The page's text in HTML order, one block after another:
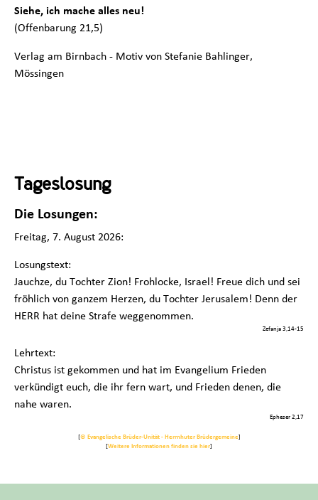
Siehe, ich mache alles neu!
(Offenbarung 21,5)
Verlag am Birnbach - Motiv von Stefanie Bahlinger,
Mössingen
Tageslosung
Die Losungen:
Freitag, 7. August 2026:
Losungstext:
Jauchze, du Tochter Zion! Frohlocke, Israel! Freue dich und sei
fröhlich von ganzem Herzen, du Tochter Jerusalem! Denn der
HERR hat deine Strafe weggenommen.
Zefanja 3,14-15
Lehrtext:
Christus ist gekommen und hat im Evangelium Frieden
verkündigt euch, die ihr fern wart, und Frieden denen, die
nahe waren.
Epheser 2,17
[© Evangelische Brüder-Unität - Herrnhuter Brüdergemeine]
[Weitere Informationen finden sie hier]